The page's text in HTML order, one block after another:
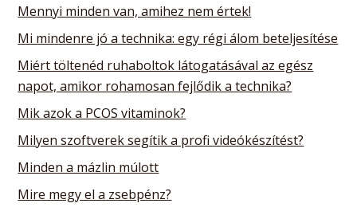
Mennyi minden van, amihez nem értek!
Mi mindenre jó a technika: egy régi álom beteljesítése
Miért töltenéd ruhaboltok látogatásával az egész
napot, amikor rohamosan fejlődik a technika?
Mik azok a PCOS vitaminok?
Milyen szoftverek segítik a profi videókészítést?
Minden a mázlin múlott
Mire megy el a zsebpénz?